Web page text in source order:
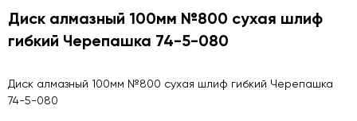
Диск алмазный 100мм №800 сухая шлиф
гибкий Черепашка 74-5-080
Диск алмазный 100мм №800 сухая шлиф гибкий Черепашка
74-5-080